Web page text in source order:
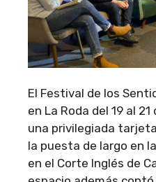
El Festival de los
en La Roda del 19 al
una privilegiada
la puesta de largo en
en el Corte Inglés de